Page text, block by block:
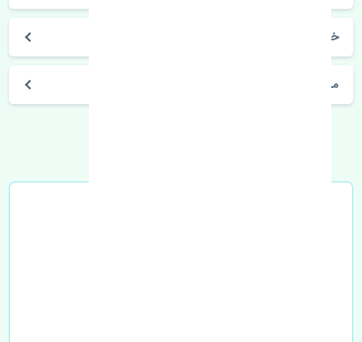
خرید قرقری فرمان چپ پورشه 911 اصلی
مشخصات فنی اتومبیل